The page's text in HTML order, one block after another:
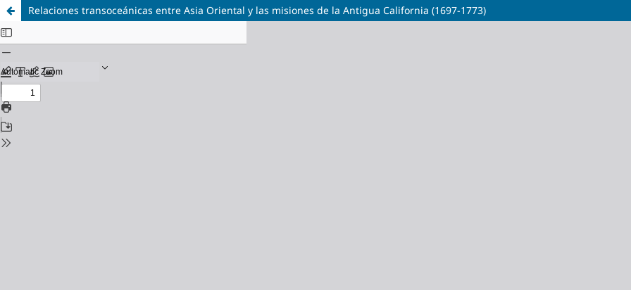
Relaciones transoceánicas entre Asia Oriental y las misiones de la Antigua California (1697-1773)